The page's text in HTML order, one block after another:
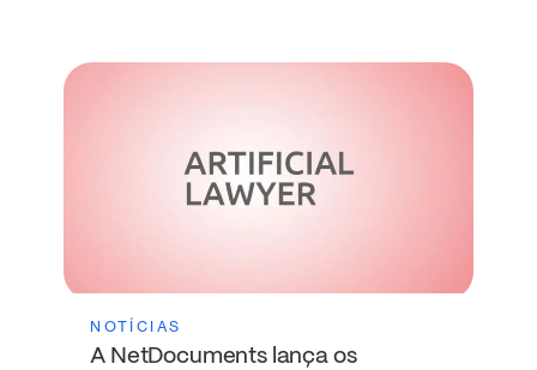
NOTÍCIAS
A NetDocuments lança os